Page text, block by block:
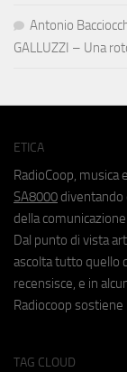
Antonio
GALLUZZI – Una
ETICA
RadioCoop, musica
SA8000 diventando
della
Dal punto di vista
ascolta tutto quello
recensisce, e in
Radiocoop sostiene
TAG CLOUD